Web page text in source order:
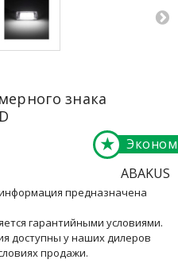
знака
Эконом
★
ABAKUS
предназначена
гарантийными условиями.
доступны у наших дилеров
продажи.